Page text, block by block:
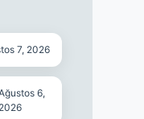
7, 2026
6,
2026